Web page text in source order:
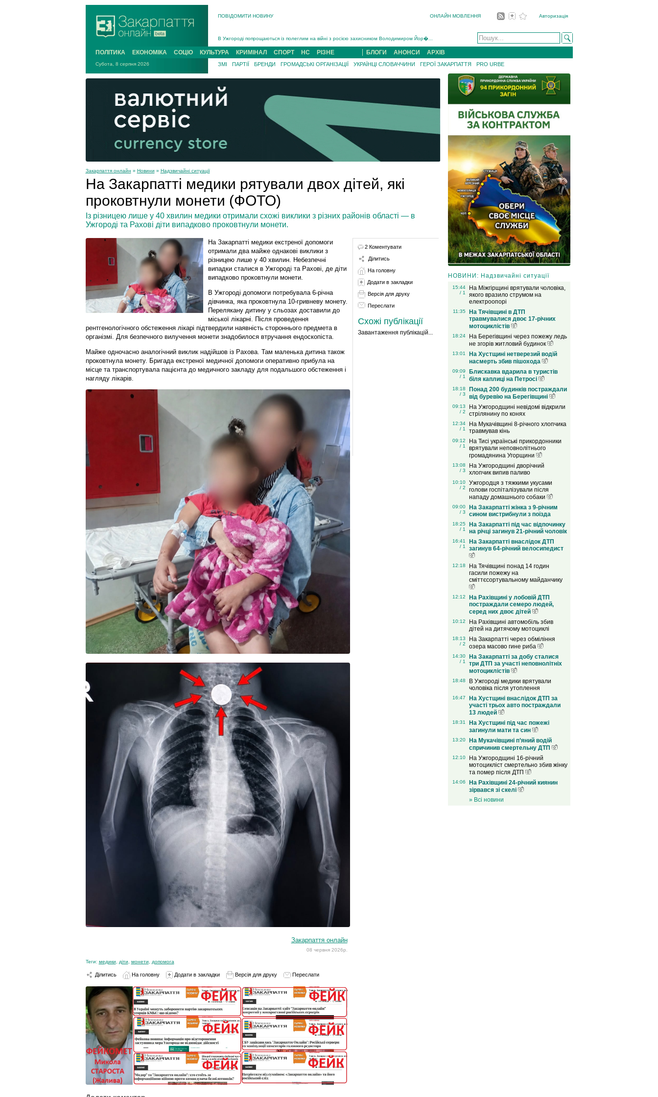
ПОВІДОМИТИ НОВИНУ ОНЛАЙН МОВЛЕННЯ Авторизація
В Ужгороді попрощаються із полеглим на війні з росією захисником Володимиром Йор�...
В Ужгороді 5 серпня попрощаються із захисником Богданом Югасом, який два роки �...
Підтвердили загибель захисника із Нанкова на Хустщині Юліана Гербея (ФОТО)[/gree...
На війні з рф поліг військовий з Виноградова Ігнат Роздяловський (ФОТО)...
На Хустщині внаслідок ДТП за участі трьох авто постраждали 13 людей (ФОТО)...
Інструктора районного ТЦК на Закарпатті судитимуть за обвинувачен...
ПОЛІТИКА ЕКОНОМІКА СОЦІО КУЛЬТУРА КРИМІНАЛ СПОРТ НС РІЗНЕ БЛОГИ АНОНСИ АРХІВ
Субота, 8 серпня 2026 ЗМІ ПАРТІЇ БРЕНДИ ГРОМАДСЬКІ ОРГАНІЗАЦІЇ УКРАЇНЦІ СЛОВАЧЧИНИ ГЕРОЇ ЗАКАРПАТТЯ PRO URBE
Закарпаття онлайн » Новини » Надзвичайні ситуації
На Закарпатті медики рятували двох дітей, які
проковтнули монети (ФОТО)
Із різницею лише у 40 хвилин медики отримали схожі виклики з різних районів області — в
Ужгороді та Рахові діти випадково проковтнули монети.
На Закарпатті медики екстреної допомоги
отримали два майже однакові виклики з
різницею лише у 40 хвилин. Небезпечні
випадки сталися в Ужгороді та Рахові, де діти
випадково проковтнули монети.
В Ужгороді допомоги потребувала 6-річна
дівчинка, яка проковтнула 10-гривневу монету.
Перелякану дитину у сльозах доставили до
міської лікарні. Після проведення
рентгенологічного обстеження лікарі підтвердили наявність стороннього предмета в
організмі. Для безпечного вилучення монети знадобилося втручання ендоскопіста.
Майже одночасно аналогічний виклик надійшов із Рахова. Там маленька дитина також
проковтнула монету. Бригада екстреної медичної допомоги оперативно прибула на
місце та транспортувала пацієнта до медичного закладу для подальшого обстеження і
нагляду лікарів.
Закарпаття онлайн
08 червня 2026р.
Теги: медики діти монети допомога
Ділитись На головну Додати в закладки Версія для друку Переслати
2 Коментувати
Ділитись
На головну
Додати в закладки
Версія для друку
Переслати
Схожі публікації
Завантаження публікацій...
НОВИНИ: Надзвичайні ситуації
15:44
/ 1
На Міжгірщині врятували чоловіка,
якого вразило струмом на
електроопорі
11:35
На Тячівщині в ДТП
травмувалися двоє 17-річних
мотоциклістів
18:24
На Берегівщині через пожежу ледь
не згорів житловий будинок
13:01
На Хустщині нетверезий водій
насмерть збив пішохода
09:09
/ 1
Блискавка вдарила в туристів
біля каплиці на Петросі
18:18
/ 3
Понад 200 будинків постраждали
від буревію на Берегівщині
09:13
/ 2
На Ужгородщині невідомі відкрили
стрілянину по конях
12:34
/ 1
На Мукачівщині 8-річного хлопчика
травмував кінь
09:12
/ 1
На Тисі українські прикордонники
врятували неповнолітнього
громадянина Угорщини
13:08
/ 3
На Ужгородщині дворічний
хлопчик випив паливо
10:10
/ 2
Ужгородця з тяжкими укусами
голови госпіталізували після
нападу домашнього собаки
09:00
/ 3
На Закарпатті жінка з 9-річним
сином вистрибнули з поїзда
18:25
/ 1
На Закарпатті під час відпочинку
на річці загинув 21-річний чоловік
16:41
/ 1
На Закарпатті внаслідок ДТП
загинув 64-річний велосипедист
12:18
На Тячівщині понад 14 годин
гасили пожежу на
сміттєсортувальному майданчику
12:12
На Рахівщині у лобовій ДТП
постраждали семеро людей,
серед них двоє дітей
10:12
На Рахівщині автомобіль збив
дітей на дитячому мотоциклі
18:13
/ 2
На Закарпатті через обміління
озера масово гине риба
14:30
/ 1
На Закарпатті за добу сталися
три ДТП за участі неповнолітніх
мотоциклістів
18:48
В Ужгороді медики врятували
чоловіка після утоплення
16:47
На Хустщині внаслідок ДТП за
участі трьох авто постраждали
13 людей
18:31
На Хустщині під час пожежі
загинули мати та син
13:20
На Мукачівщині п’яний водій
спричинив смертельну ДТП
12:10
На Ужгородщині 16-річний
мотоцикліст смертельно збив жінку
та помер після ДТП
14:06
На Рахівщині 24-річний киянин
зірвався зі скелі
» Всі новини